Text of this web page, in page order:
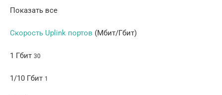
Показать все
Скорость Uplink портов (Мбит/Гбит)
1 Гбит 30
1/10 Гбит 1